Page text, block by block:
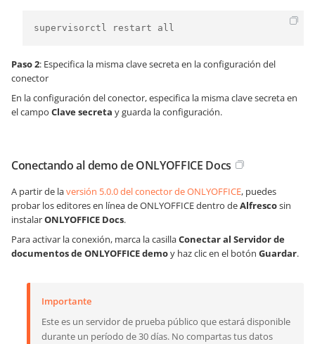
supervisorctl restart all
Paso 2: Especifica la misma clave secreta en la configuración del
conector
En la configuración del conector, especifica la misma clave secreta en
el campo Clave secreta y guarda la configuración.
Conectando al demo de ONLYOFFICE Docs
A partir de laversión 5.0.0 del conector de ONLYOFFICE, puedes
probar los editores en línea de ONLYOFFICE dentro deAlfrescosin
instalarONLYOFFICE Docs.
Para activar la conexión, marca la casillaConectar al Servidor de
documentos de ONLYOFFICE demoy haz clic en el botón Guardar.
Importante
Este es un servidor de prueba público que estará disponible
durante un período de 30 días. No compartas tus datos